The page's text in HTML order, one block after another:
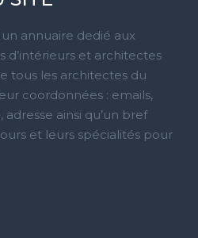
annuaire dedié aux
d’intérieurs et architectes
tous les architectes du
coordonnées : emails,
ainsi qu’un bref
et leurs spécialités pour